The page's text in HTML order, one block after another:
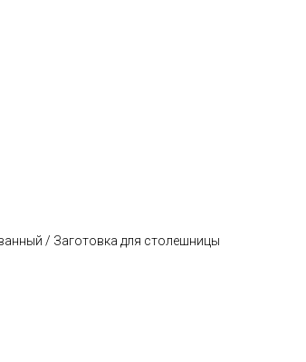
/ Заготовка для столешницы